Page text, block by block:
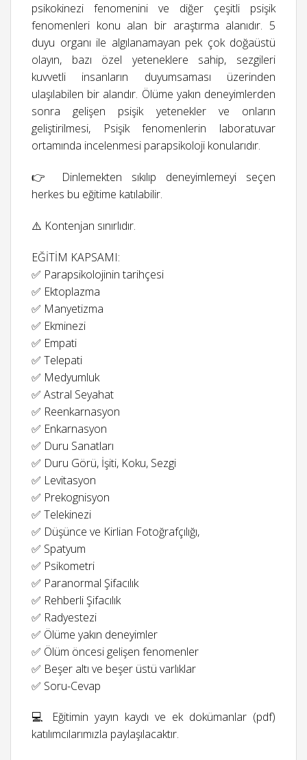
psikokinezi fenomenini ve diğer çeşitli psişik
fenomenleri konu alan bir araştırma alanıdır. 5
duyu organı ile algılanamayan pek çok doğaüstü
olayın, bazı özel yeteneklere sahip, sezgileri
kuvvetli insanların duyumsaması üzerinden
ulaşılabilen bir alandır. Ölüme yakın deneyimlerden
sonra gelişen psişik yetenekler ve onların
geliştirilmesi, Psişik fenomenlerin laboratuvar
ortamında incelenmesi parapsikoloji konularıdır.
👉 Dinlemekten sıkılıp deneyimlemeyi seçen
herkes bu eğitime katılabilir.
⚠️ Kontenjan sınırlıdır.
EĞİTİM KAPSAMI:
✅ Parapsikolojinin tarihçesi
✅ Ektoplazma
✅ Manyetizma
✅ Ekminezi
✅ Empati
✅ Telepati
✅ Medyumluk
✅ Astral Seyahat
✅ Reenkarnasyon
✅ Enkarnasyon
✅ Duru Sanatları
✅ Duru Görü, İşiti, Koku, Sezgi
✅ Levitasyon
✅ Prekognisyon
✅ Telekinezi
✅ Düşünce ve Kirlian Fotoğrafçılığı,
✅ Spatyum
✅ Psikometri
✅ Paranormal Şifacılık
✅ Rehberli Şifacılık
✅ Radyestezi
✅ Ölüme yakın deneyimler
✅ Ölüm öncesi gelişen fenomenler
✅ Beşer altı ve beşer üstü varlıklar
✅ Soru-Cevap
💻 Eğitimin yayın kaydı ve ek dokümanlar (pdf)
katılımcılarımızla paylaşılacaktır.